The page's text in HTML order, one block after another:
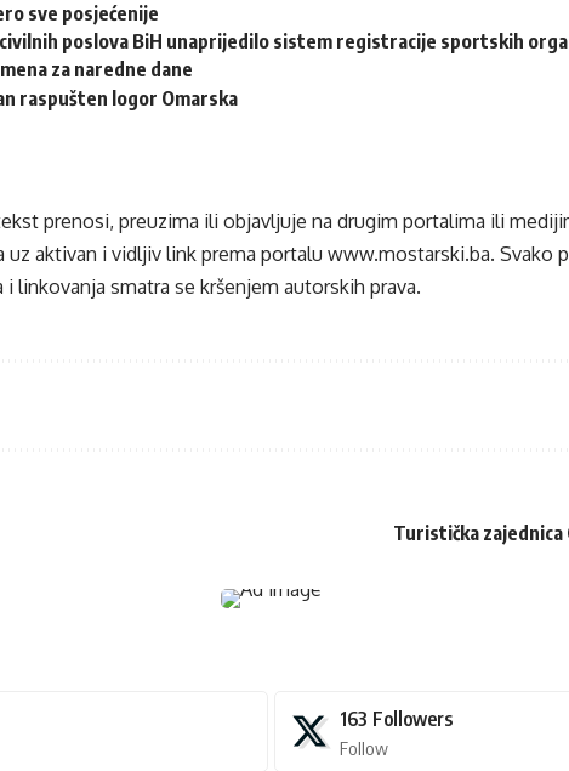
sve posjećenije
poslova BiH unaprijedilo sistem registracije sportskih
za naredne dane
raspušten logor Omarska
prenosi, preuzima ili objavljuje na drugim portalima ili
uz aktivan i vidljiv link prema portalu www.mostarski.ba. Svako
i linkovanja smatra se kršenjem autorskih prava.
Turistička
163 Followers
Follow